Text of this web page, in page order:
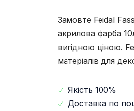
Замовте Feidal
акрилова фарба
вигідною ціною.
матеріалів для
Якість 100%
Доставка по